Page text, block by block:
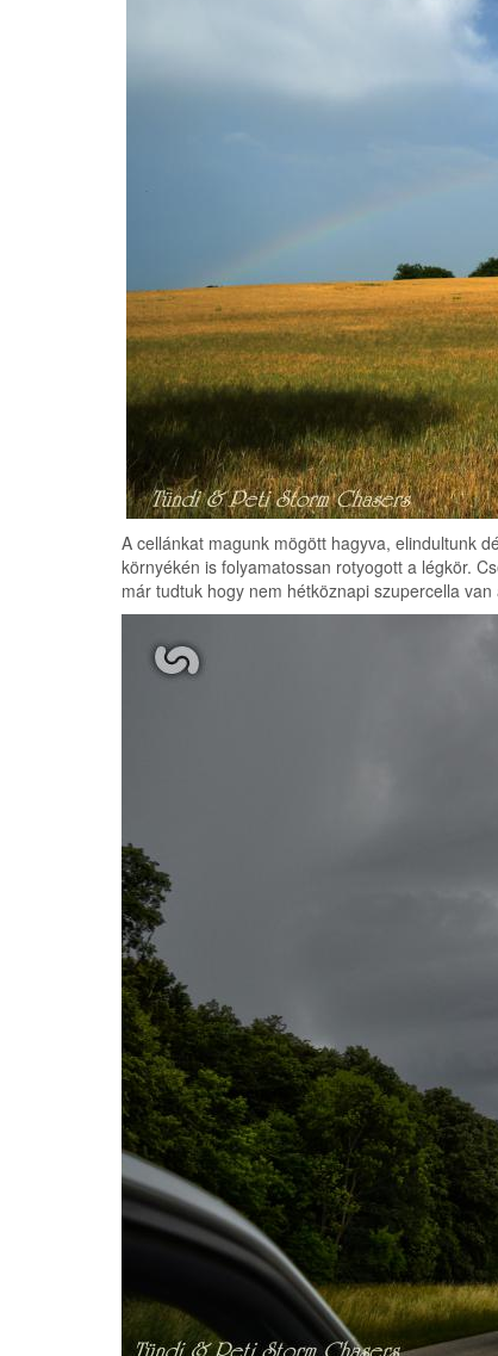
A cellánkat magunk mögött hagyva, elindultunk
környékén is folyamatossan rotyogott a légkör.
már tudtuk hogy nem hétköznapi szupercella